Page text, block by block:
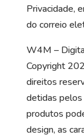
Privacidade,
do correio
W4M –
Copyright
direitos
detidas
produtos
design, as